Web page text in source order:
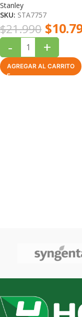
Stanley
SKU: STA7757
$21.990 $
- +
AGREGAR AL CARRITO